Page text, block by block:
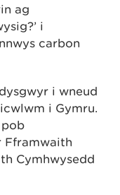
ag
i
carbon
i wneud
i Gymru.
Fframwaith
Cymhwysedd